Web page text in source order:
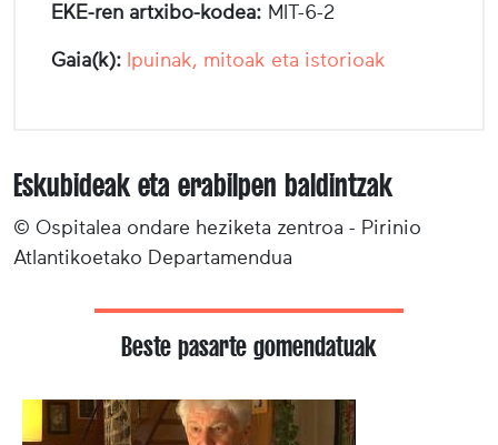
EKE-ren artxibo-kodea: MIT-6-2
Gaia(k): Ipuinak, mitoak eta istorioak
Eskubideak eta erabilpen baldintzak
© Ospitalea ondare heziketa zentroa - Pirinio
Atlantikoetako Departamendua
Beste pasarte gomendatuak